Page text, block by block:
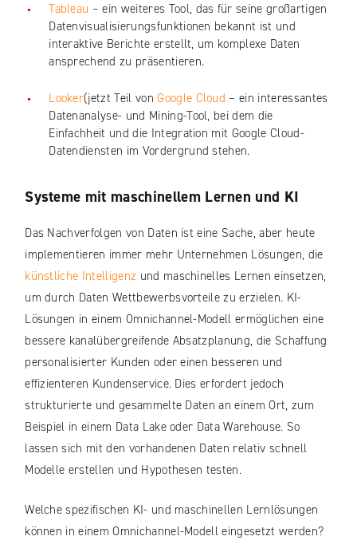
Tableau – ein weiteres Tool, das für seine großartigen
Datenvisualisierungsfunktionen bekannt ist und
interaktive Berichte erstellt, um komplexe Daten
ansprechend zu präsentieren.
Looker(jetzt Teil vonGoogle Cloud – ein interessantes
Datenanalyse- und Mining-Tool, bei dem die
Einfachheit und die Integration mit Google Cloud-
Datendiensten im Vordergrund stehen.
Systeme mit maschinellem Lernen und KI
Das Nachverfolgen von Daten ist eine Sache, aber heute
implementieren immer mehr Unternehmen Lösungen, die
künstliche Intelligenz und maschinelles Lernen einsetzen,
um durch Daten Wettbewerbsvorteile zu erzielen. KI-
Lösungen in einem Omnichannel-Modell ermöglichen eine
bessere kanalübergreifende Absatzplanung, die Schaffung
personalisierter Kunden oder einen besseren und
effizienteren Kundenservice. Dies erfordert jedoch
strukturierte und gesammelte Daten an einem Ort, zum
Beispiel in einem Data Lake oder Data Warehouse. So
lassen sich mit den vorhandenen Daten relativ schnell
Modelle erstellen und Hypothesen testen.
Welche spezifischen KI- und maschinellen Lernlösungen
können in einem Omnichannel-Modell eingesetzt werden?